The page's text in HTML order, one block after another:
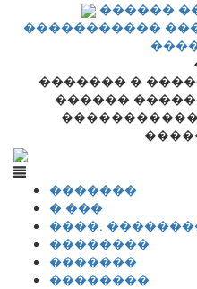
������
�����������
������� �
������
�������
� ���
����.
��������
�������
��������